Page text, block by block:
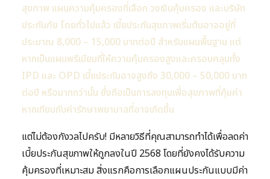
สุขภาพ แผนความคุ้มครองที่เลือก วงเงินคุ้มครอง และบริษัท
ประกันภัย โดยทั่วไปแล้ว เบี้ยประกันสุขภาพเริ่มต้นอาจอยู่ที่
ประมาณ 8,000 – 15,000 บาทต่อปี สำหรับแผนพื้นฐาน แต่
หากเป็นแผนพรีเมียมที่ให้ความคุ้มครองสูงและครอบคลุมทั้ง
IPD และ OPD เบี้ยประกันอาจสูงถึง 30,000 – 50,000 บาท
ต่อปี หรือมากกว่านั้น ซึ่งถือเป็นการลงทุนเพื่อสุขภาพที่คุ้มค่า
หากเทียบกับค่ารักษาพยาบาลที่อาจเกิดขึ้น
แต่ไม่ต้องกังวลไปครับ! มีหลายวิธีที่คุณสามารถทำได้เพื่อลดค่า
เบี้ยประกันสุขภาพให้ถูกลงในปี 2568 โดยที่ยังคงได้รับความ
คุ้มครองที่เหมาะสม สิ่งแรกคือการเลือกแผนประกันแบบมีค่า